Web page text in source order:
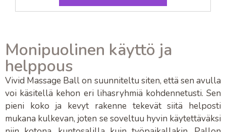
Monipuolinen käyttö ja
helppous
Vivid Massage Ballon suunniteltu siten, että sen avulla
voi käsitellä kehon eri lihasryhmiä kohdennetusti. Sen
pieni koko ja kevyt rakenne tekevät siitä helposti
mukana kulkevan, joten se soveltuu hyvin käytettäväksi